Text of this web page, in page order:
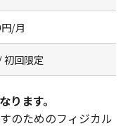
/月
初回限定
ます。
のためのフィジカル